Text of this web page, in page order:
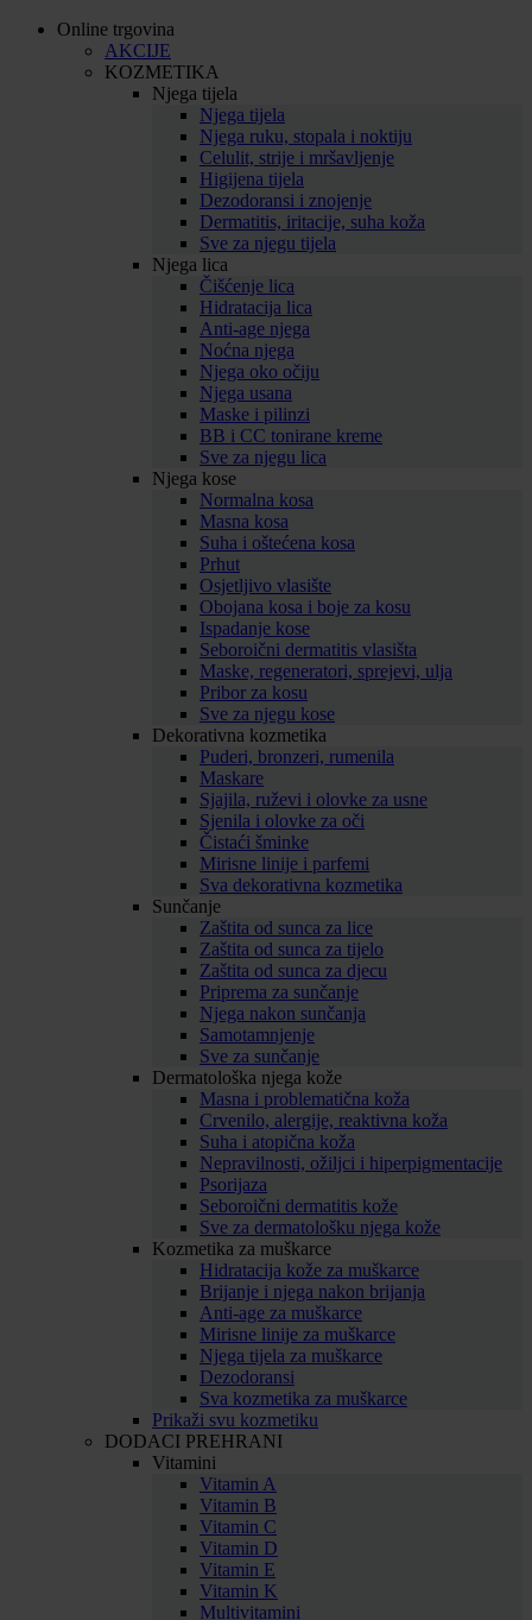
Online trgovina
AKCIJE
KOZMETIKA
Njega tijela
Njega tijela
Njega ruku, stopala i noktiju
Celulit, strije i mršavljenje
Higijena tijela
Dezodoransi i znojenje
Dermatitis, iritacije, suha koža
Sve za njegu tijela
Njega lica
Čišćenje lica
Hidratacija lica
Anti-age njega
Noćna njega
Njega oko očiju
Njega usana
Maske i pilinzi
BB i CC tonirane kreme
Sve za njegu lica
Njega kose
Normalna kosa
Masna kosa
Suha i oštećena kosa
Prhut
Osjetljivo vlasište
Obojana kosa i boje za kosu
Ispadanje kose
Seboroični dermatitis vlasišta
Maske, regeneratori, sprejevi, ulja
Pribor za kosu
Sve za njegu kose
Dekorativna kozmetika
Puderi, bronzeri, rumenila
Maskare
Sjajila, ruževi i olovke za usne
Sjenila i olovke za oči
Čistaći šminke
Mirisne linije i parfemi
Sva dekorativna kozmetika
Sunčanje
Zaštita od sunca za lice
Zaštita od sunca za tijelo
Zaštita od sunca za djecu
Priprema za sunčanje
Njega nakon sunčanja
Samotamnjenje
Sve za sunčanje
Dermatološka njega kože
Masna i problematična koža
Crvenilo, alergije, reaktivna koža
Suha i atopična koža
Nepravilnosti, ožiljci i hiperpigmentacije
Psorijaza
Seboroični dermatitis kože
Sve za dermatološku njega kože
Kozmetika za muškarce
Hidratacija kože za muškarce
Brijanje i njega nakon brijanja
Anti-age za muškarce
Mirisne linije za muškarce
Njega tijela za muškarce
Dezodoransi
Sva kozmetika za muškarce
Prikaži svu kozmetiku
DODACI PREHRANI
Vitamini
Vitamin A
Vitamin B
Vitamin C
Vitamin D
Vitamin E
Vitamin K
Multivitamini